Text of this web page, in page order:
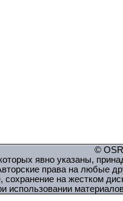
©
явно указаны,
права на любые
на жестком
использовании